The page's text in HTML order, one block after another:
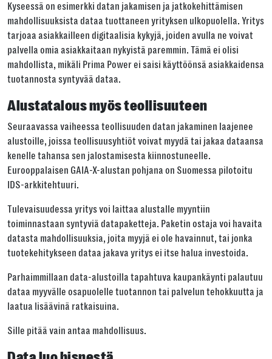
Kyseessä on esimerkki datan jakamisen ja jatkokehittämisen
mahdollisuuksista dataa tuottaneen yrityksen ulkopuolella. Yritys
tarjoaa asiakkailleen digitaalisia kykyjä, joiden avulla ne voivat
palvella omia asiakkaitaan nykyistä paremmin. Tämä ei olisi
mahdollista, mikäli Prima Power ei saisi käyttöönsä asiakkaidensa
tuotannosta syntyvää dataa.
Alustatalous myös teollisuuteen
Seuraavassa vaiheessa teollisuuden datan jakaminen laajenee
alustoille, joissa teollisuusyhtiöt voivat myydä tai jakaa dataansa
kenelle tahansa sen jalostamisesta kiinnostuneelle.
Eurooppalaisen GAIA-X-alustan pohjana on Suomessa pilotoitu
IDS-arkkitehtuuri.
Tulevaisuudessa yritys voi laittaa alustalle myyntiin
toiminnastaan syntyviä datapaketteja. Paketin ostaja voi havaita
datasta mahdollisuuksia, joita myyjä ei ole havainnut, tai jonka
tuotekehitykseen dataa jakava yritys ei itse halua investoida.
Parhaimmillaan data-alustoilla tapahtuva kaupankäynti palautuu
dataa myyvälle osapuolelle tuotannon tai palvelun tehokkuutta ja
laatua lisäävinä ratkaisuina.
Sille pitää vain antaa mahdollisuus.